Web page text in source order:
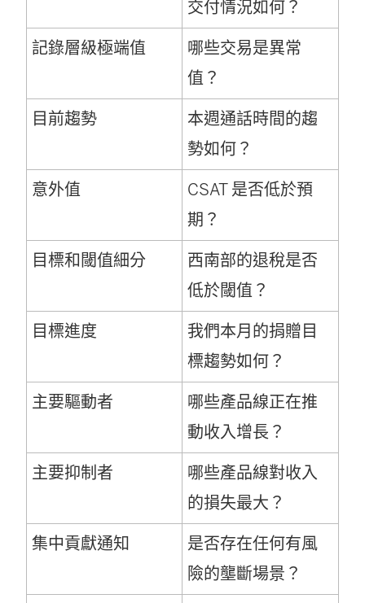
交付情況如何？
記錄層級極端值
哪些交易是異常
值？
目前趨勢
本週通話時間的趨
勢如何？
意外值
CSAT 是否低於預
期？
目標和閾值細分
西南部的退稅是否
低於閾值？
目標進度
我們本月的捐贈目
標趨勢如何？
主要驅動者
哪些產品線正在推
動收入增長？
主要抑制者
哪些產品線對收入
的損失最大？
集中貢獻通知
是否存在任何有風
險的壟斷場景？